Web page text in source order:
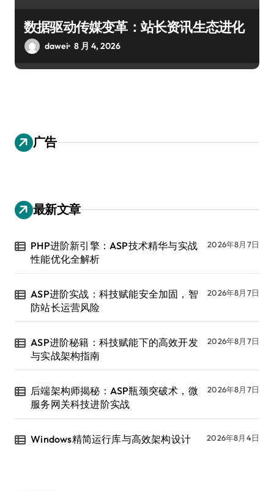
数据驱动传媒变革：站长资讯生态进化
dawei 8 月 4, 2026
广告
最新文章
PHP进阶新引擎：ASP技术精华与实战
性能优化全解析
2026年8月7日
ASP进阶实战：科技赋能安全加固，智
防站长运营风险
2026年8月7日
ASP进阶秘籍：科技赋能下的高效开发
与实战架构指南
2026年8月7日
后端架构师揭秘：ASP瓶颈突破术，微
服务网关科技进阶实战
2026年8月7日
Windows精简运行库与高效架构设计 2026年8月4日